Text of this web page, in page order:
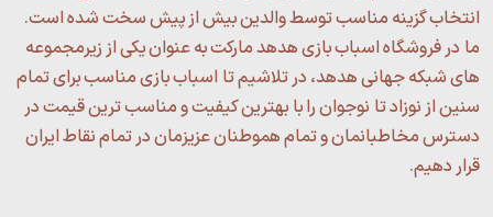
انتخاب گزینه مناسب توسط والدین بیش از پیش سخت شده است.
ما در فروشگاه اسباب بازی هدهد مارکت به عنوان یکی از زیرمجموعه
های شبکه جهانی هدهد، در تلاشیم تا اسباب بازی مناسب برای تمام
سنین از نوزاد تا نوجوان را با بهترین کیفیت و مناسب ترین قیمت در
دسترس مخاطبانمان و تمام هموطنان عزیزمان در تمام نقاط ایران
قرار دهیم.